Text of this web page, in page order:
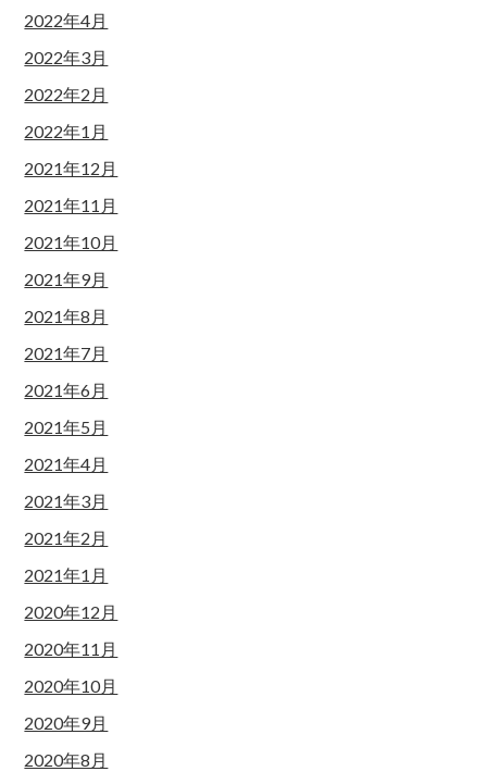
2022年4月
2022年3月
2022年2月
2022年1月
2021年12月
2021年11月
2021年10月
2021年9月
2021年8月
2021年7月
2021年6月
2021年5月
2021年4月
2021年3月
2021年2月
2021年1月
2020年12月
2020年11月
2020年10月
2020年9月
2020年8月